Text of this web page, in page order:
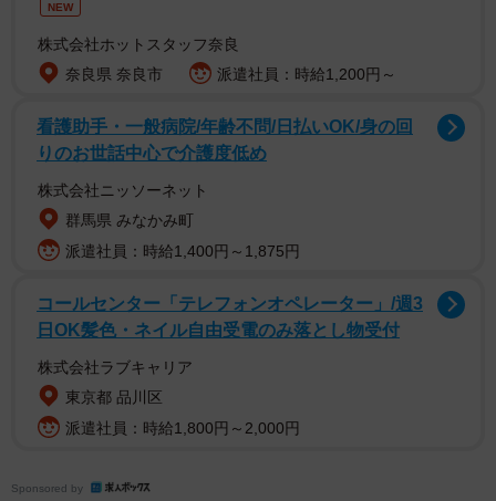
NEW
株式会社ホットスタッフ奈良
奈良県 奈良市
派遣社員：時給1,200円～
看護助手・一般病院/年齢不問/日払いOK/身の回
りのお世話中心で介護度低め
株式会社ニッソーネット
群馬県 みなかみ町
派遣社員：時給1,400円～1,875円
コールセンター「テレフォンオペレーター」/週3
日OK髪色・ネイル自由受電のみ落とし物受付
株式会社ラブキャリア
東京都 品川区
派遣社員：時給1,800円～2,000円
Sponsored by